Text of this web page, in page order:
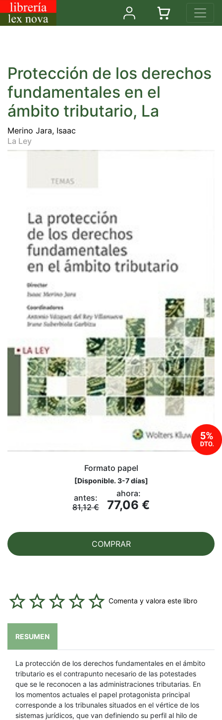
Protección de los derechos
fundamentales en el
ámbito tributario, La
Merino Jara, Isaac
La Ley
Formato papel
[Disponible. 3-7 días]
antes:
81,12 €
ahora:
77,06 €
COMPRAR
Comenta y valora este libro
RESUMEN
La protección de los derechos fundamentales en el ámbito
tributario es el contrapunto necesario de las potestades
que se le reconocen a las administraciones tributarias. En
los momentos actuales el papel protagonista principal
corresponde a los tribunales situados en el vértice de los
sistemas jurídicos, que van definiendo su perfil al hilo de